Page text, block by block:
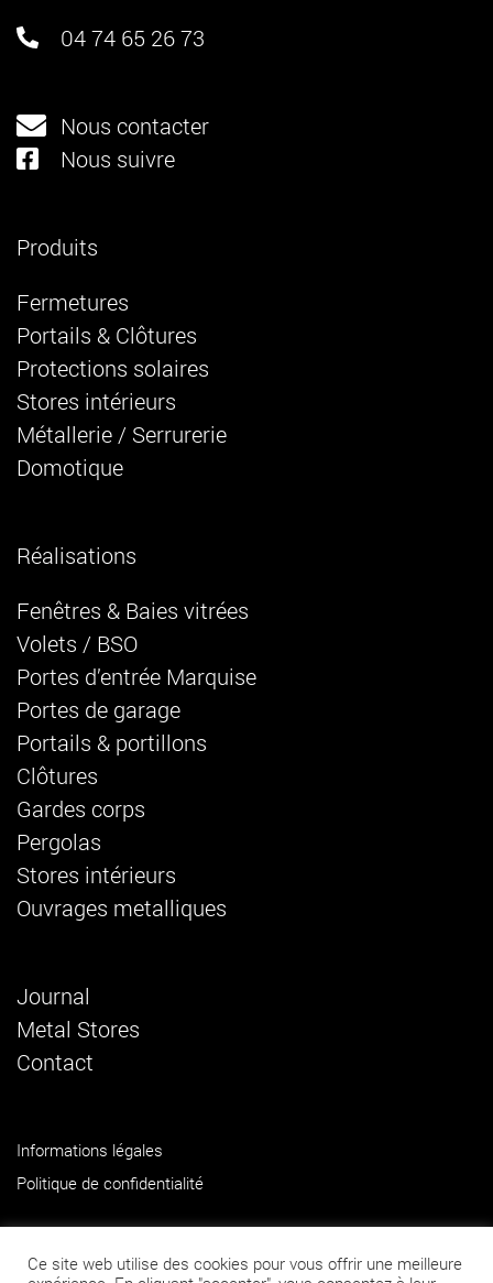
04 74 65 26 73
Nous contacter
Nous suivre
Produits
Fermetures
Portails & Clôtures
Protections solaires
Stores intérieurs
Métallerie / Serrurerie
Domotique
Réalisations
Fenêtres & Baies vitrées
Volets / BSO
Portes d’entrée Marquise
Portes de garage
Portails & portillons
Clôtures
Gardes corps
Pergolas
Stores intérieurs
Ouvrages metalliques
Journal
Metal Stores
Contact
Informations légales
Politique de confidentialité
© 2026 Métal Stores
Ce site web utilise des cookies pour vous offrir une meilleure